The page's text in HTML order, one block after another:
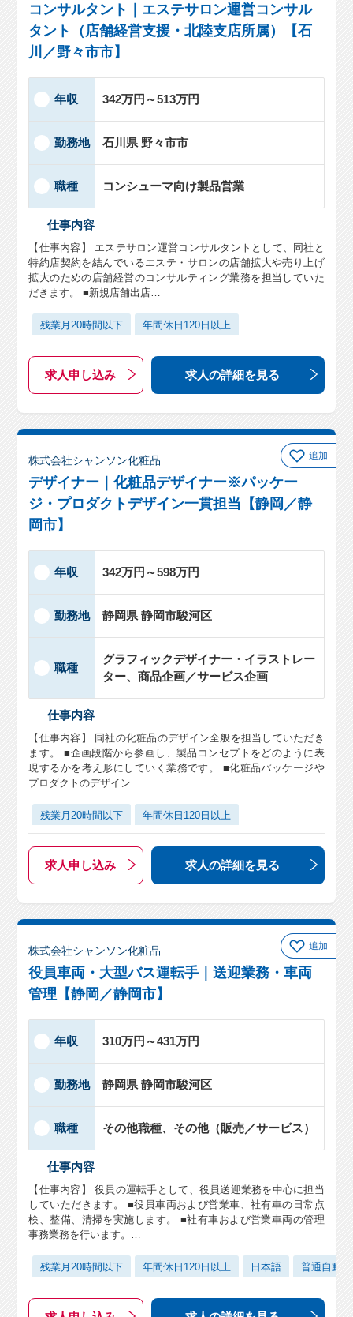
コンサルタント｜エステサロン運営コンサル
タント（店舗経営支援・北陸支店所属）【石
川／野々市市】
年収 342万円～513万円
勤務地 石川県 野々市市
職種 コンシューマ向け製品営業
仕事内容
【仕事内容】 エステサロン運営コンサルタントとして、同社と
特約店契約を結んでいるエステ・サロンの店舗拡大や売り上げ
拡大のための店舗経営のコンサルティング業務を担当していた
だきます。 ■新規店舗出店…
残業月20時間以下 年間休日120日以上
求人申し込み 求人の詳細を見る
追加
株式会社シャンソン化粧品
デザイナー｜化粧品デザイナー※パッケー
ジ・プロダクトデザイン一貫担当【静岡／静
岡市】
年収 342万円～598万円
勤務地 静岡県 静岡市駿河区
職種
グラフィックデザイナー・イラストレー
ター、商品企画／サービス企画
仕事内容
【仕事内容】 同社の化粧品のデザイン全般を担当していただき
ます。 ■企画段階から参画し、製品コンセプトをどのように表
現するかを考え形にしていく業務です。 ■化粧品パッケージや
プロダクトのデザイン…
残業月20時間以下 年間休日120日以上
求人申し込み 求人の詳細を見る
追加
株式会社シャンソン化粧品
役員車両・大型バス運転手｜送迎業務・車両
管理【静岡／静岡市】
年収 310万円～431万円
勤務地 静岡県 静岡市駿河区
職種 その他職種、その他（販売／サービス）
仕事内容
【仕事内容】 役員の運転手として、役員送迎業務を中心に担当
していただきます。 ■役員車両および営業車、社有車の日常点
検、整備、清掃を実施します。 ■社有車および営業車両の管理
事務業務を行います。…
残業月20時間以下 年間休日120日以上 日本語 普通自動